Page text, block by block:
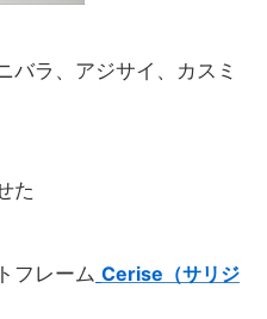
バラ、アジサイ、カスミ
た
フレーム Cerise（サリジ